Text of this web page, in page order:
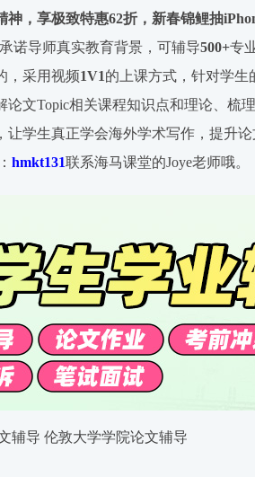
，享极致特惠62折，新春锦鲤抽
诺导师真实教育背景，可辅导500+专
，采用视频1V1的上课方式，针对学
论文Topic相关课程知识点和理论、梳
让学生真正学会海外学术写作，提升
hmkt131联系海马课堂的Joye老师哦。
辅导 伦敦大学学院论文辅导